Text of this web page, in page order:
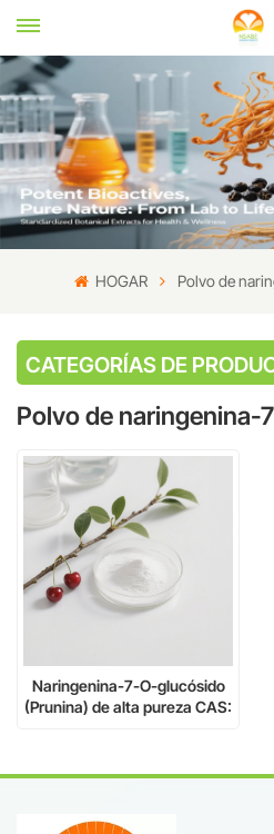
HOGAR Polvo de
CATEGORÍAS DE
Polvo de
Naringenina-7-O-glucósido
(Prunina) de alta pureza CAS:
industria